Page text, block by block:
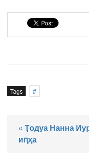
Tags
« Ҭодуа Нанна
иԥҳа